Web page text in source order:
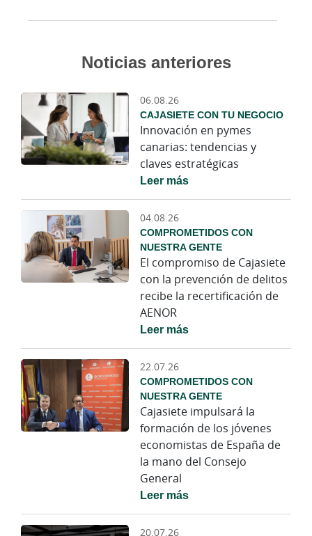
Noticias anteriores
06.08.26
CAJASIETE CON TU NEGOCIO
Innovación en pymes
canarias: tendencias y
claves estratégicas
Leer más
04.08.26
COMPROMETIDOS CON
NUESTRA GENTE
El compromiso de Cajasiete
con la prevención de delitos
recibe la recertificación de
AENOR
Leer más
22.07.26
COMPROMETIDOS CON
NUESTRA GENTE
Cajasiete impulsará la
formación de los jóvenes
economistas de España de
la mano del Consejo
General
Leer más
20.07.26